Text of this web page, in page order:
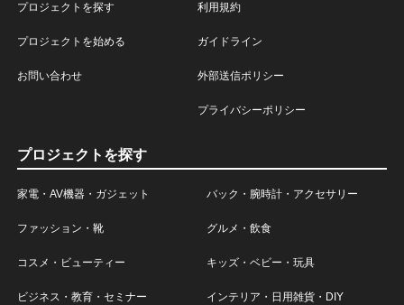
プロジェクトを探す
プロジェクトを始める
お問い合わせ
利用規約
ガイドライン
外部送信ポリシー
プライバシーポリシー
プロジェクトを探す
家電・AV機器・ガジェット バック・腕時計・アクセサリー
ファッション・靴 グルメ・飲食
コスメ・ビューティー キッズ・ベビー・玩具
ビジネス・教育・セミナー インテリア・日用雑貨・DIY